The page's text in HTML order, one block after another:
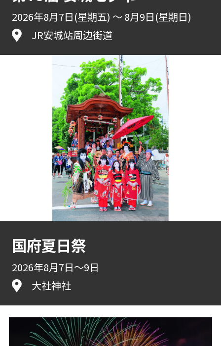
2026年8月7日(星期五) ～ 8月9日(星期日)
JR安城站周边街道
国府夏日祭
2026年8月7日～9日
大社神社